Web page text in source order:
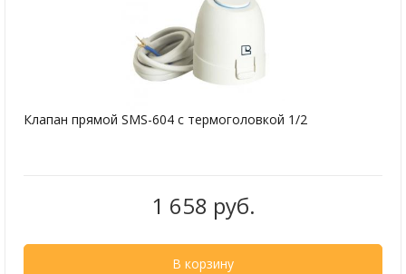
Клапан прямой SMS-604 с термоголовкой 1/2
1 658 руб.
В корзину